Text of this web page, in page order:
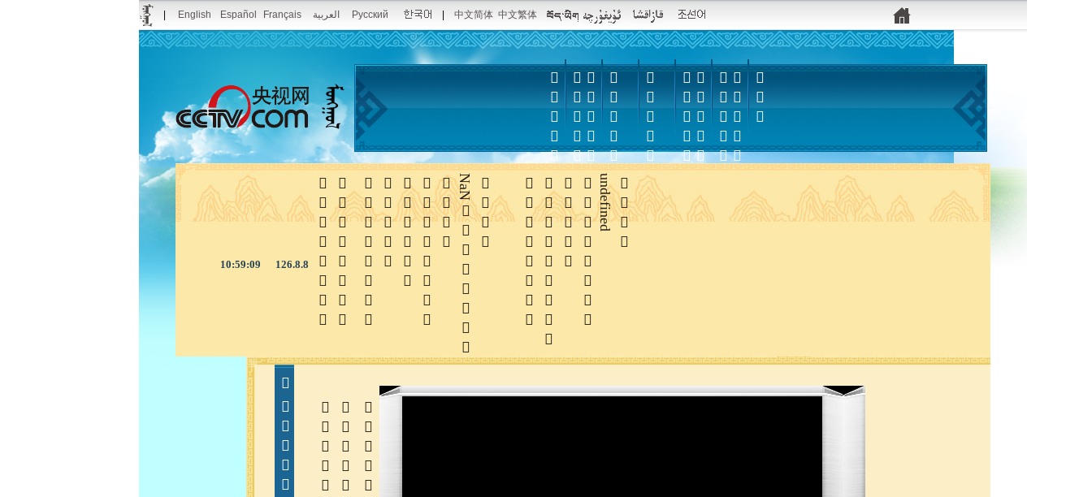
English Español Français العربية Pусский 中文简体 中文繁体

 
  
 

10:59:09 126.8.8 
 
NaN




 
undefined




 